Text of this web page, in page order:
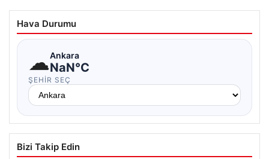
Hava Durumu
☁Ankara
NaN°C
ŞEHIR SEÇ
Bizi Takip Edin